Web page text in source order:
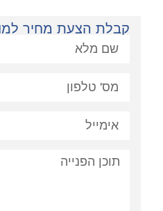
קבלת הצעת מחיר
פניה: